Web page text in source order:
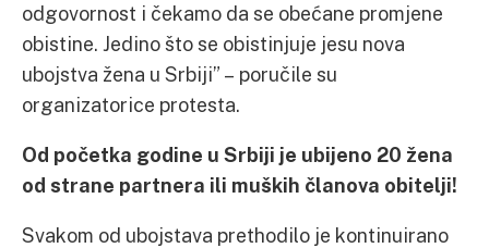
odgovornost i čekamo da se obećane promjene
obistine. Jedino što se obistinjuje jesu nova
ubojstva žena u Srbiji” – poručile su
organizatorice protesta.
Od početka godine u Srbiji je ubijeno 20 žena
od strane partnera ili muških članova obitelji!
Svakom od ubojstava prethodilo je kontinuirano